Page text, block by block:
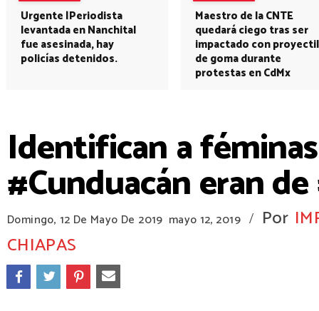
Urgente |Periodista
levantada en Nanchital
fue asesinada, hay
policías detenidos.
Maestro de la CNTE
quedará ciego tras ser
impactado con proyectil
de goma durante
protestas en CdMx
Identifican a
#Cunduacán eran
Domingo, 12 De Mayo De 2019 mayo 12, 2019 / Por
CHIAPAS